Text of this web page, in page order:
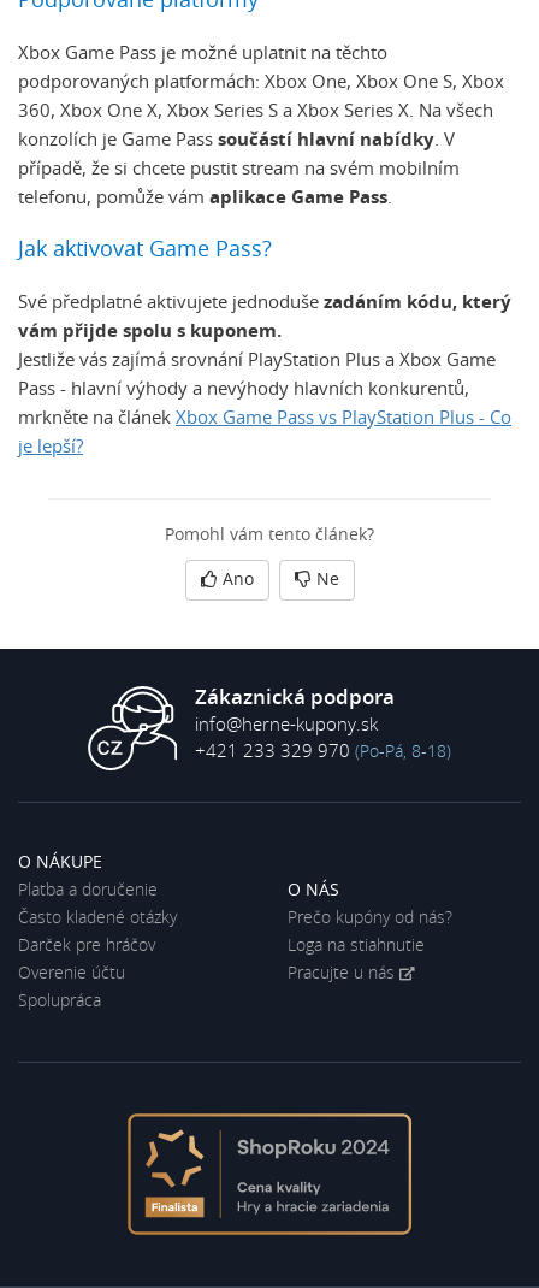
Xbox Game Pass je možné uplatnit na těchto
podporovaných platformách: Xbox One, Xbox One S, Xbox
360, Xbox One X, Xbox Series S a Xbox Series X. Na všech
konzolích je Game Pass součástí hlavní nabídky. V
případě, že si chcete pustit stream na svém mobilním
telefonu, pomůže vám aplikace Game Pass.
Jak aktivovat Game Pass?
Své předplatné aktivujete jednoduše zadáním kódu, který
vám přijde spolu s kuponem.
Jestliže vás zajímá srovnání PlayStation Plus a Xbox Game
Pass - hlavní výhody a nevýhody hlavních konkurentů,
mrkněte na článek Xbox Game Pass vs PlayStation Plus - Co
je lepší?
Pomohl vám tento článek?
Ano Ne
Zákaznická podpora
info@herne-kupony.sk
+421 233 329 970 (Po-Pá, 8-18)
O NÁKUPE
Platba a doručenie
Často kladené otázky
Darček pre hráčov
Overenie účtu
Spolupráca
O NÁS
Prečo kupóny od nás?
Loga na stiahnutie
Pracujte u nás